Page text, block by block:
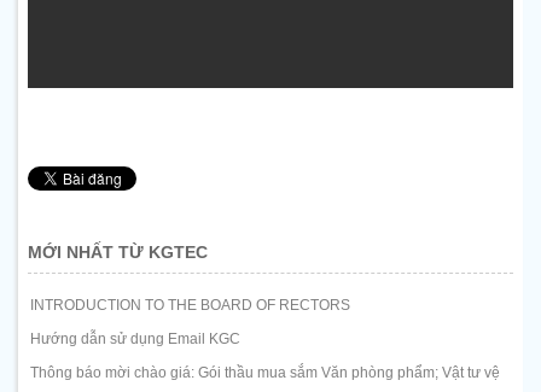
MỚI NHẤT TỪ KGTEC
INTRODUCTION TO THE BOARD OF RECTORS
Hướng dẫn sử dụng Email KGC
Thông báo mời chào giá: Gói thầu mua sắm Văn phòng phẩm; Vật tư vệ